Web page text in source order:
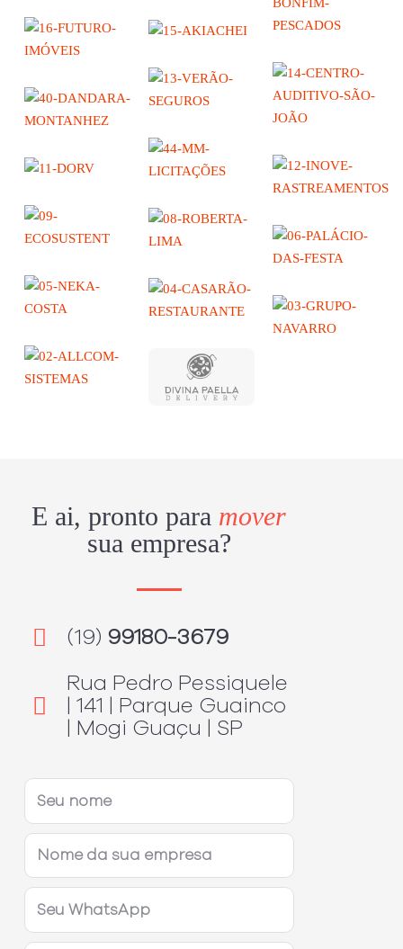
E ai, pronto para mover
sua empresa?
(19) 99180-3679
Rua Pedro Pessiquele
| 141 | Parque Guainco
| Mogi Guaçu | SP